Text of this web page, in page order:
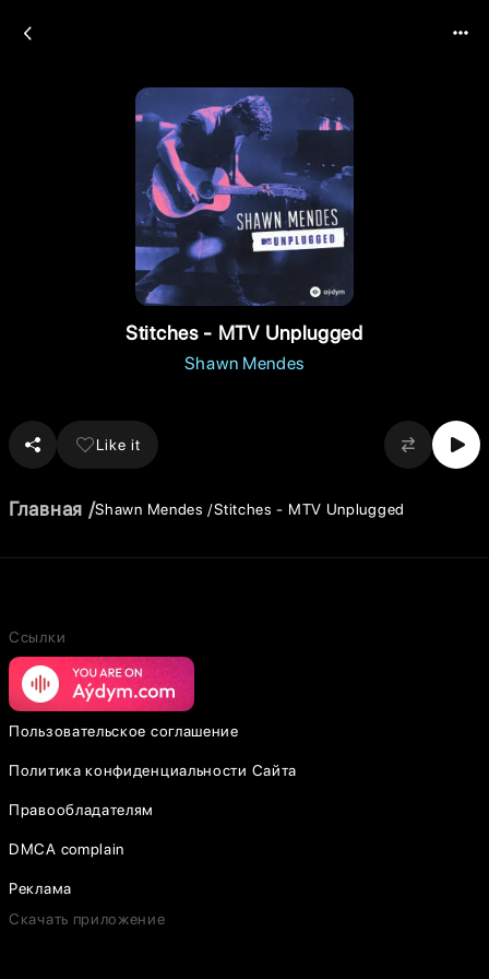
Stitches - MTV Unplugged
Shawn Mendes
Like it
Главная Shawn Mendes Stitches - MTV Unplugged
Ссылки
Пользовательское соглашение
Политика конфиденциальности Сайта
Правообладателям
DMCA complain
Реклама
Скачать приложение